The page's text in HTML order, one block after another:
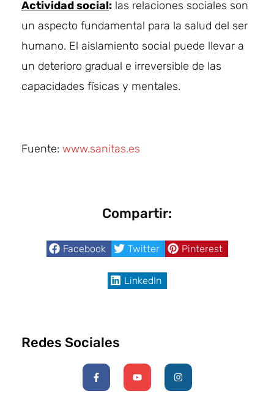
Actividad social: las relaciones sociales son
un aspecto fundamental para la salud del ser
humano. El aislamiento social puede llevar a
un deterioro gradual e irreversible de las
capacidades físicas y mentales.
Fuente: www.sanitas.es
Compartir:
Facebook Twitter Pinterest
LinkedIn
Redes Sociales
a
o
n